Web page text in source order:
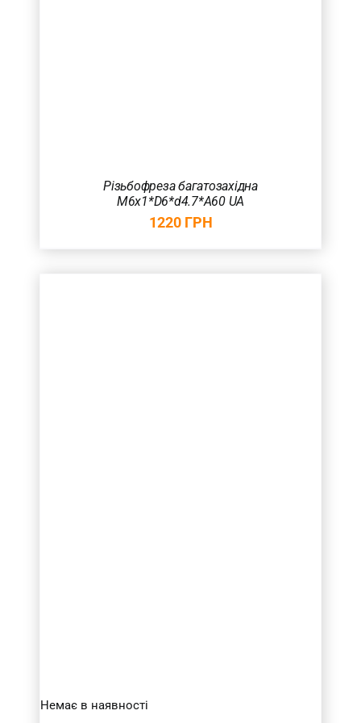
Різьбофреза багатозахідна
M6х1*D6*d4.7*A60 UA
1220 ГРН
Немає в наявності